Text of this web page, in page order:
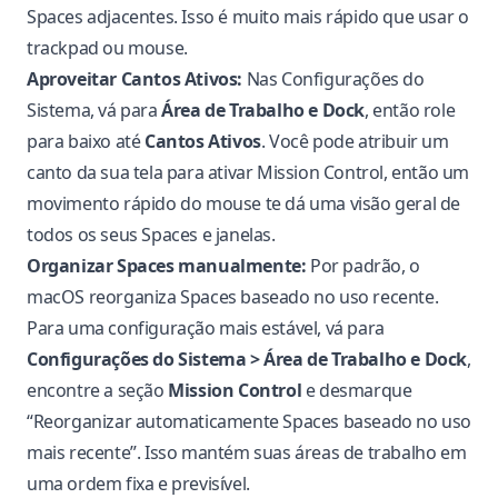
Spaces adjacentes. Isso é muito mais rápido que usar o
trackpad ou mouse.
Aproveitar Cantos Ativos: Nas Configurações do
Sistema, vá paraÁrea de Trabalho e Dock, então role
para baixo atéCantos Ativos. Você pode atribuir um
canto da sua tela para ativar Mission Control, então um
movimento rápido do mouse te dá uma visão geral de
todos os seus Spaces e janelas.
Organizar Spaces manualmente: Por padrão, o
macOS reorganiza Spaces baseado no uso recente.
Para uma configuração mais estável, vá para
Configurações do Sistema > Área de Trabalho e Dock,
encontre a seção Mission Control e desmarque
“Reorganizar automaticamente Spaces baseado no uso
mais recente”. Isso mantém suas áreas de trabalho em
uma ordem fixa e previsível.